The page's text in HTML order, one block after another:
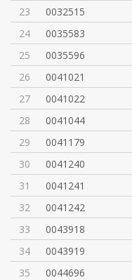
23
0032515
24
0035583
25
0035596
26
0041021
27
0041022
28
0041044
29
0041179
30
0041240
31
0041241
32
0041242
33
0043918
34
0043919
35
0044696